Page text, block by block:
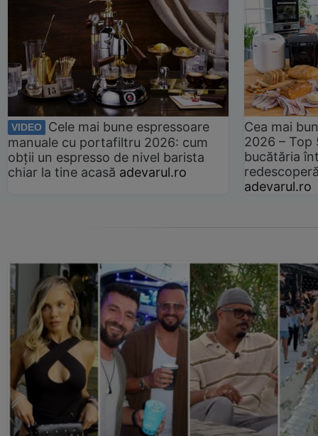
VIDEO
Cele mai bune espressoare
manuale cu portafiltru 2026: cum
obții un espresso de nivel barista
chiar la tine acasă adevarul.ro
Cea mai
2026 –
bucătăria
adevarul.ro